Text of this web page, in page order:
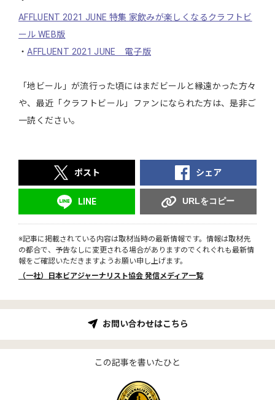
AFFLUENT 2021 JUNE 特集 家飲みが楽しくなるクラフトビ
ール WEB版
・AFFLUENT 2021 JUNE 電子版
「地ビール」が流行った頃にはまだビールと縁遠かった方々
や、最近「クラフトビール」ファンになられた方は、是非ご
一読ください。
ポスト シェア
LINE URLをコピー
※記事に掲載されている内容は取材当時の最新情報です。情報は取材先
の都合で、予告なしに変更される場合がありますのでくれぐれも最新情
報をご確認いただきますようお願い申し上げます。
（一社）日本ビアジャーナリスト協会 発信メディア一覧
お問い合わせはこちら
この記事を書いたひと